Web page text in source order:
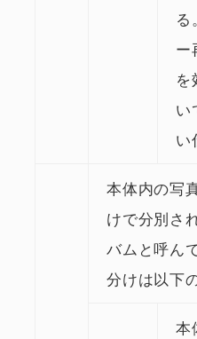
る
ー
を
い
い
本体内の写
けで分別さ
バムと呼ん
分けは以下
本